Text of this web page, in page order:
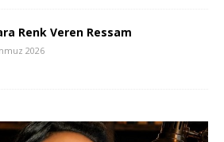
Renk Veren Ressam
2026